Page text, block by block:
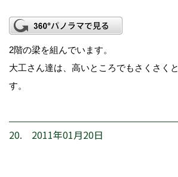
2階の梁を組んでいます。
大工さん達は、高いところでもさくさく
す。
20. 2011年01月20日